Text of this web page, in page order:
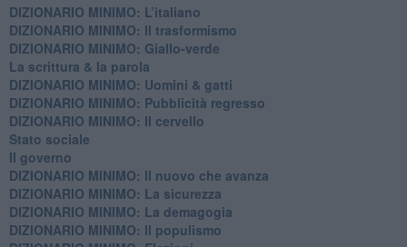
DIZIONARIO MINIMO: L’italiano
DIZIONARIO MINIMO: Il trasformismo
DIZIONARIO MINIMO: Giallo-verde
La scrittura & la parola
​DIZIONARIO MINIMO: Uomini & gatti
DIZIONARIO MINIMO: ​Pubblicità regresso
DIZIONARIO MINIMO: Il cervello
Stato sociale
Il governo
DIZIONARIO MINIMO: Il nuovo che avanza
DIZIONARIO MINIMO: La sicurezza
DIZIONARIO MINIMO: La demagogia
DIZIONARIO MINIMO: Il populismo